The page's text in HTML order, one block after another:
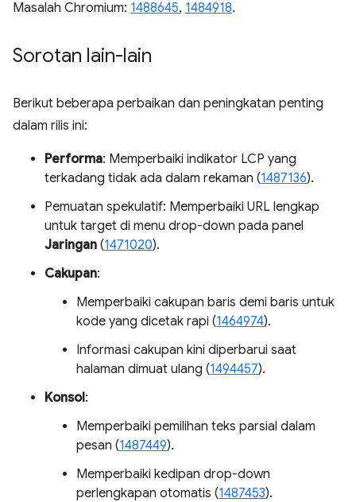
Masalah Chromium: 1488645, 1484918.
Sorotan lain-lain
Berikut beberapa perbaikan dan peningkatan penting
dalam rilis ini:
Performa: Memperbaiki indikator LCP yang
terkadang tidak ada dalam rekaman (1487136).
Pemuatan spekulatif: Memperbaiki URL lengkap
untuk target di menu drop-down pada panel
Jaringan (1471020).
Cakupan:
Memperbaiki cakupan baris demi baris untuk
kode yang dicetak rapi (1464974).
Informasi cakupan kini diperbarui saat
halaman dimuat ulang (1494457).
Konsol:
Memperbaiki pemilihan teks parsial dalam
pesan (1487449).
Memperbaiki kedipan drop-down
perlengkapan otomatis (1487453).